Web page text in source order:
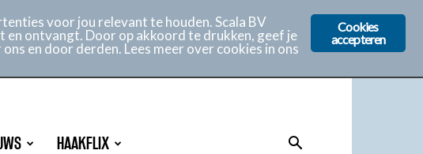
HAAKFLIX
Cookies
accepteren
voor jou relevant te houden. Scala BV
ontvangt. Door op akkoord te drukken, geef je
en door derden. Lees meer over cookies in ons